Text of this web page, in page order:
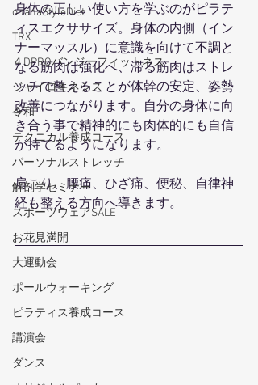
ohanaStyleDiet
TRX
４DPROバンジーフィットネス
ジャイロキネシス
令和
テクニカル養成コース
パーソナルストレッチ
解剖学セミナー
スポーツウェアSALE
お花見満開
大運動会
ポールウォーキング
ピラティス養成コース
講演会
ダンス
身体の正しい使い方を学ぶのがピラテ
ィスエクササイズ。身体の内側（イン
ナーマッスル）に意識を向けて不調と
なる筋肉は強化へ、滞る筋肉はストレ
ッチで整えることが体幹の安定、姿勢
改善につながります。自分の身体に向
き合う事で精神的にも肉体的にも自信
が持てるようになります。
肩こり、腰痛、ひざ痛、便秘、自律神
経も整える方向へ導きます。